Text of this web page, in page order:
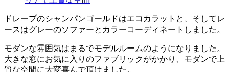
ドレープのシャンパンゴールドはエコカラットと、そしてレ
ースはグレーのソファーとカラーコーディネートしました。
モダンな雰囲気はまるでモデルルームのようになりました。
大きな窓にお気に入りのファブリックがかかり、モダンで上
質な空間に大変喜んで頂けました。